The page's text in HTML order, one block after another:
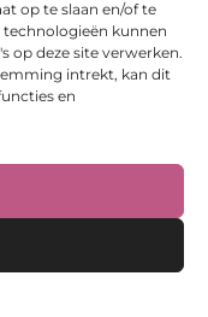
op te slaan en/of te
kunnen
op deze site verwerken.
intrekt, kan dit
en
om elke dag
Reserved.